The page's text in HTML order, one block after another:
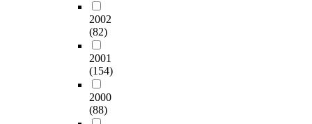
2002
(82)
2001
(154)
2000
(88)